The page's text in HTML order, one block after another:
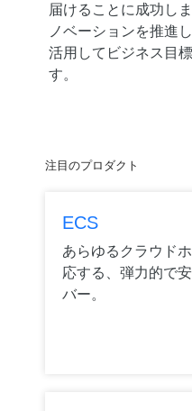
届けることに成功し
ノベーションを推進
活用してビジネス目
す。
注目のプロダクト
ECS
あらゆるクラウド
応する、弾力的で
バー。